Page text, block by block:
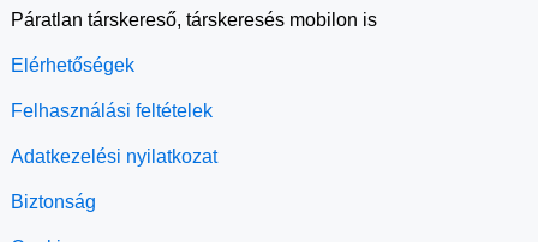
Páratlan társkereső, társkeresés mobilon is
Elérhetőségek
Felhasználási feltételek
Adatkezelési nyilatkozat
Biztonság